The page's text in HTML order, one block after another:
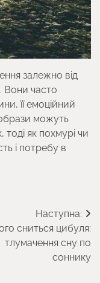
залежно від
Вони часто
її емоційний
можуть
як похмурі чи
і потребу в
Наступна:
сниться цибуля:
тлумачення сну по
соннику